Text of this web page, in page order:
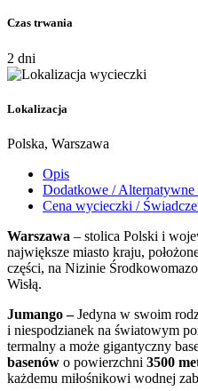
Czas trwania
2 dni
Lokalizacja
Polska, Warszawa
Opis
Dodatkowe / Alternatywne
Cena wycieczki /
Warszawa – stolica Polski i
największe miasto kraju,
części, na Nizinie
Wisłą.
Jumango –Jedyna w swoim
i niespodzianek na światowym
termalny a może gigantyczny
basenów o powierzchni 3500
każdemu miłośnikowi wodnej